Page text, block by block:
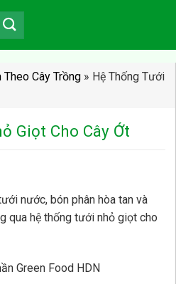
Theo Cây Trồng » Hệ Thống Tưới
Giọt Cho Cây Ớt
nước, bón phân hòa tan và
qua hệ thống tưới nhỏ giọt cho
Green Food HDN